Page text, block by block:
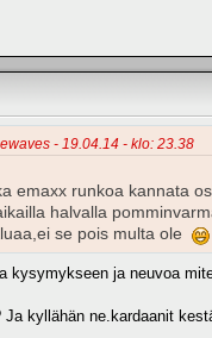
- 19.04.14 - klo: 23.38
emaxx runkoa kannata
halvalla
se pois multa ole
kysymykseen ja neuvoa
kyllähän ne.kardaanit